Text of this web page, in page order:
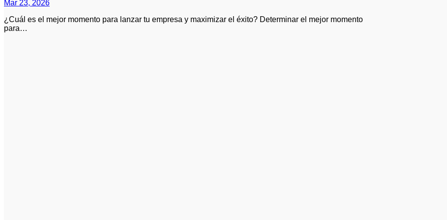
Mar 23, 2026
¿Cuál es el mejor momento para lanzar tu empresa y maximizar el éxito? Determinar el mejor momento
para…